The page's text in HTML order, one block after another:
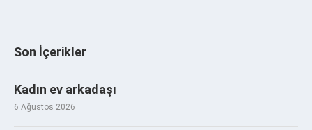
Son İçerikler
Kadın ev arkadaşı
6 Ağustos 2026